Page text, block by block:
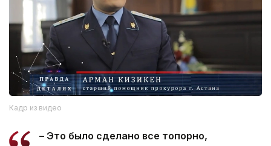
Кадр из видео
– Это было сделано все топорно,